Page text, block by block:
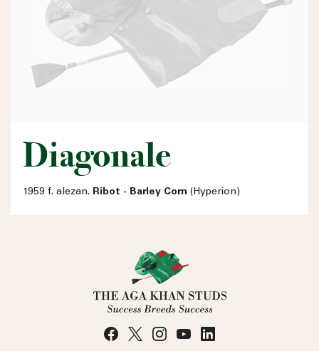
Diagonale
1959 f. alezan. Ribot - Barley Corn (Hyperion)